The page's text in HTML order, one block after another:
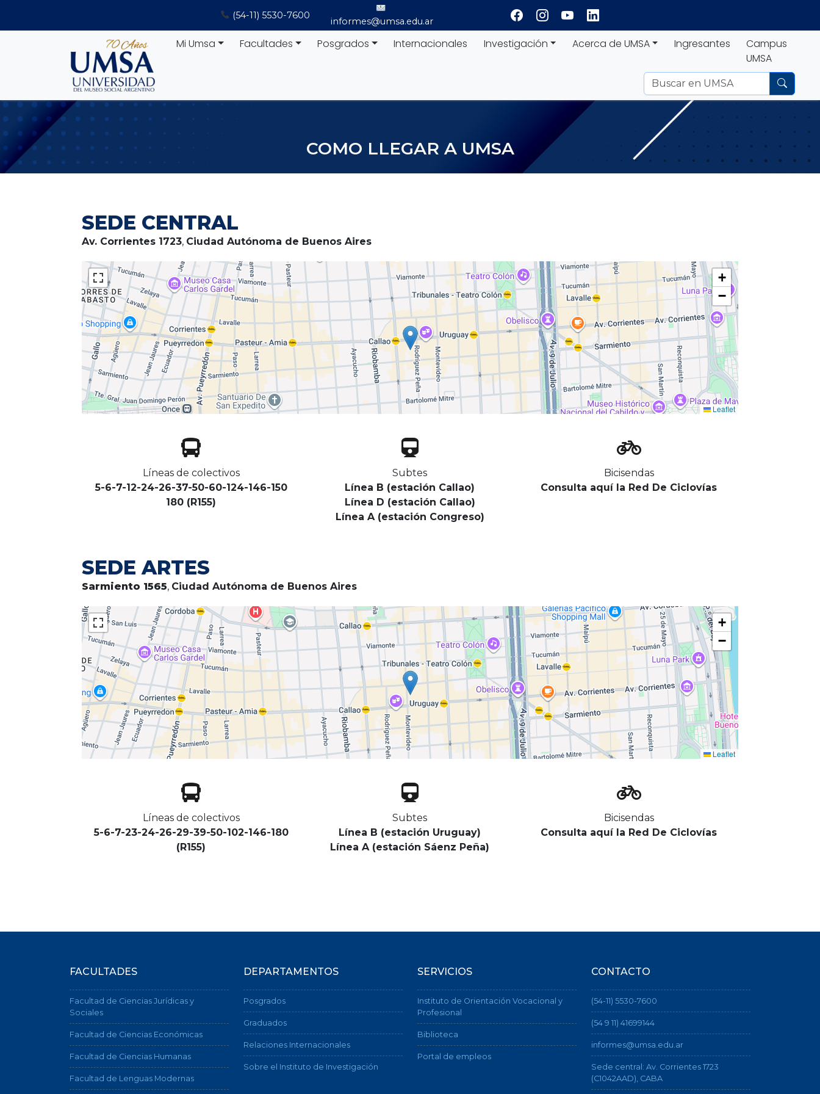
(54-11) 5530-7600
informes@umsa.edu.ar
Mi Umsa Facultades Posgrados Internacionales Investigación Acerca de UMSA Ingresantes
Campus
UMSA
COMO LLEGAR A UMSA
SEDE CENTRAL
Av. Corrientes 1723, Ciudad Autónoma de Buenos Aires
+
−
Leaflet
Líneas de colectivos
5-6-7-12-24-26-37-50-60-124-146-150
180 (R155)
Subtes
Línea B (estación Callao)
Línea D (estación Callao)
Línea A (estación Congreso)
Bicisendas
Consulta aquí la Red De Ciclovías
SEDE ARTES
Sarmiento 1565, Ciudad Autónoma de Buenos Aires
+
−
Leaflet
Líneas de colectivos
5-6-7-23-24-26-29-39-50-102-146-180
(R155)
Subtes
Línea B (estación Uruguay)
Línea A (estación Sáenz Peña)
Bicisendas
Consulta aquí la Red De Ciclovías
FACULTADES
Facultad de Ciencias Jurídicas y
Sociales
Facultad de Ciencias Económicas
Facultad de Ciencias Humanas
Facultad de Lenguas Modernas
DEPARTAMENTOS
Posgrados
Graduados
Relaciones Internacionales
Sobre el Instituto de Investigación
SERVICIOS
Instituto de Orientación Vocacional y
Profesional
Biblioteca
Portal de empleos
CONTACTO
(54-11) 5530-7600
(54 9 11) 41699144
informes@umsa.edu.ar
Sede central: Av. Corrientes 1723
(C1042AAD), CABA